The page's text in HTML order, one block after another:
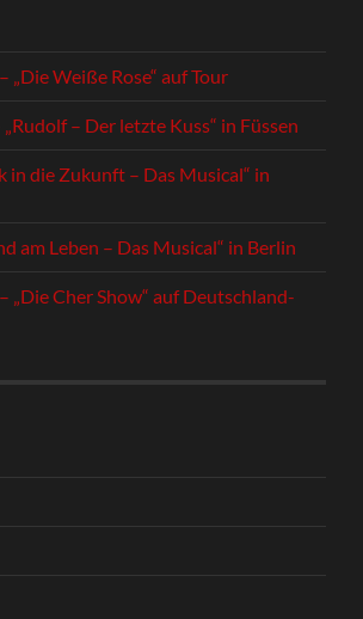
Weiße Rose“ auf Tour
– Der letzte Kuss“ in Füssen
in die Zukunft – Das Musical“ in
am Leben – Das Musical“ in Berlin
Cher Show“ auf Deutschland-